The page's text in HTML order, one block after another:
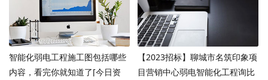
智能化弱电工程施工图包括哪些
内容，看完你就知道了[今日资
【2023招标】聊城市名筑印象项
目营销中心弱电智能化工程询比